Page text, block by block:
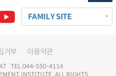
FAMILY SITE
거부 이용약관
TEL 044-550-4114
INSTITUTE. ALL RIGHTS